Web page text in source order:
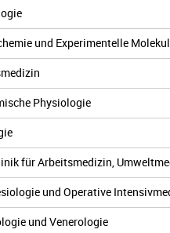
und Experimentelle
Physiologie
für Arbeitsmedizin,
und Operative
und Venerologie